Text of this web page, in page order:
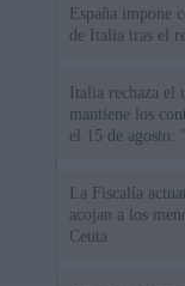
España impone
de Italia tras el
Italia rechaza
mantiene los
el 15 de agosto:
La Fiscalía
acojan a los
Ceuta